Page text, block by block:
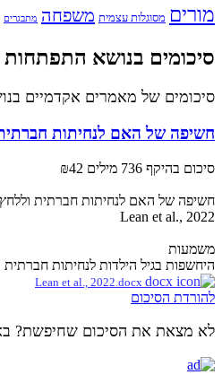
מורים מסוגלות עצמית משפחה מתבגרים
סיכומים בנושא
סיכומים של מאמרים אקדמיים
חשיפה של האם לנחיתות חברתית
סיכום בהיקף 736 מילים ₪42
חשיפה של האם לנחיתות חברתית וללחץ
Lean et al., 2022
משמעות
היחשפות בגיל הילדות לנחיתות חברתית
להורדת הסיכום
לא מצאת את הסיכום שחיפשת?